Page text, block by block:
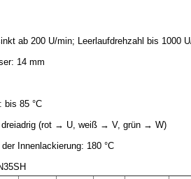
ab 200 U/min; Leerlaufdrehzahl bis 1000
14 mm
bis 85 °C
dreiadrig (rot → U, weiß → V, grün → W)
Innenlackierung: 180 °C